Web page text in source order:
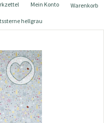
Warenkorb
Mein Konto
hellgrau